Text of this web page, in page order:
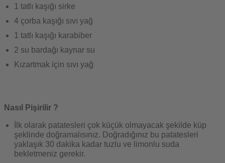
1 tatlı kaşığı sirke
4 çorba kaşığı sıvı yağ
1 tatlı kaşığı karabiber
2 su bardağı kaynar su
Kızartmak için sıvı yağ
Nasıl Pişirilir ?
İlk olarak patatesleri çok küçük olmayacak şekilde küp
şeklinde doğramalısınız. Doğradığınız bu patatesleri
yaklaşık 30 dakika kadar tuzlu ve limonlu suda
bekletmeniz gerekir.